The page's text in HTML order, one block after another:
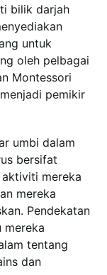
bilik darjah
untuk
oleh pelbagai
Montessori
pemikir
umbi dalam
bersifat
mereka
mereka
Pendekatan
mereka
tentang
dan